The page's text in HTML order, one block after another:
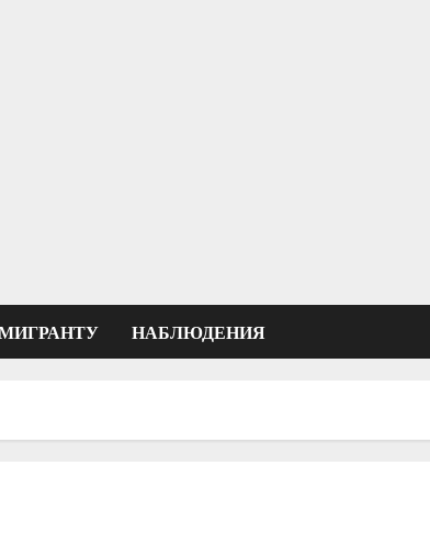
НАБЛЮДЕНИЯ